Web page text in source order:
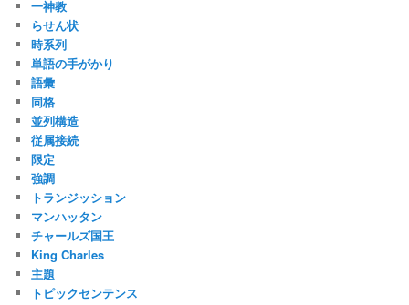
一神教
らせん状
時系列
単語の手がかり
語彙
同格
並列構造
従属接続
限定
強調
トランジッション
マンハッタン
チャールズ国王
King Charles
主題
トピックセンテンス